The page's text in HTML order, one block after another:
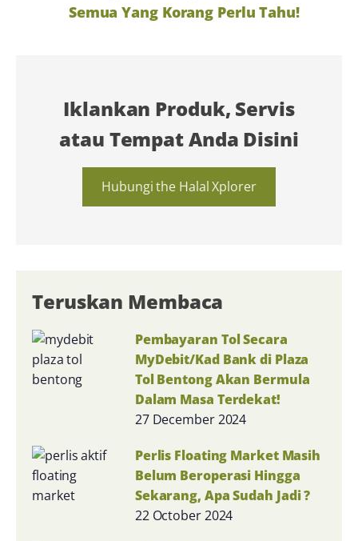
Teruskan Membaca
Pembayaran Tol Secara
MyDebit/Kad Bank di Plaza
Tol Bentong Akan Bermula
Dalam Masa Terdekat!
27 December 2024
Perlis Floating Market Masih
Belum Beroperasi Hingga
Sekarang, Apa Sudah Jadi ?
22 October 2024
Iklankan Produk, Servis
atau Tempat Anda Disini
Hubungi the Halal Xplorer
Semua Yang Korang Perlu Tahu!